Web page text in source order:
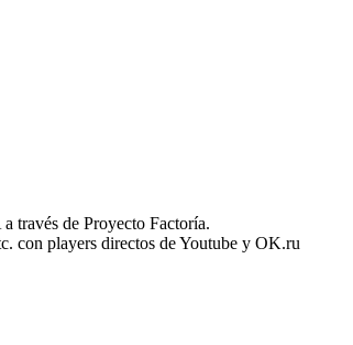
través de Proyecto Factoría.
con players directos de Youtube y OK.ru